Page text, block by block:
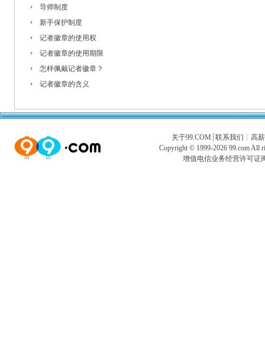
导师制度
新手保护制度
记者徽章的使用权
记者徽章的使用期限
怎样佩戴记者徽章？
记者徽章的含义
关于99.COM ┊ 联系我们 ┊ 高
Copyright © 1999-2026 99.comAll
增值电信业务经营许可证